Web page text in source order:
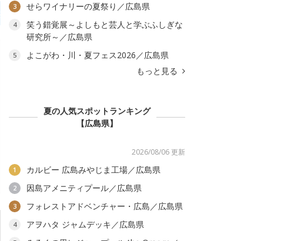
3 せらワイナリーの夏祭り／広島県
4
笑う錯覚展～よしもと芸人と学ぶふしぎな
研究所～／広島県
5
よこがわ・川・夏フェス2026／広島県
もっと見る
夏の人気スポットランキング
【広島県】
2026/08/06 更新
1 カルビー 広島みやじま工場／広島県
2 因島アメニティプール／広島県
3 フォレストアドベンチャー・広島／広島県
4 アヲハタ ジャムデッキ／広島県